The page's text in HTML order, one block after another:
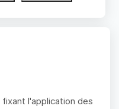
l'application des